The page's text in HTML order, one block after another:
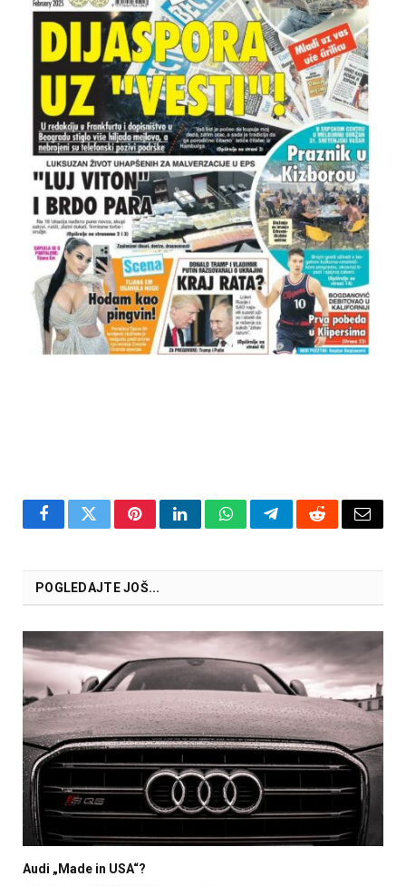
FacebookTwitterPinterestLinkedInWhatsAppTelegramRedditEmail
POGLEDAJTE JOŠ...
Audi „Made in USA“?